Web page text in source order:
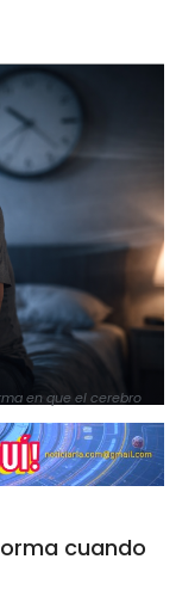
en que el cerebro
cuando